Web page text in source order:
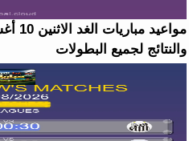
والنتائج لجميع البطولات